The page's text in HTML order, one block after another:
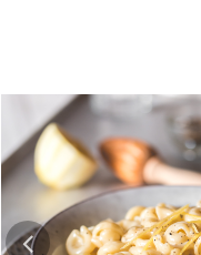
Pasta al